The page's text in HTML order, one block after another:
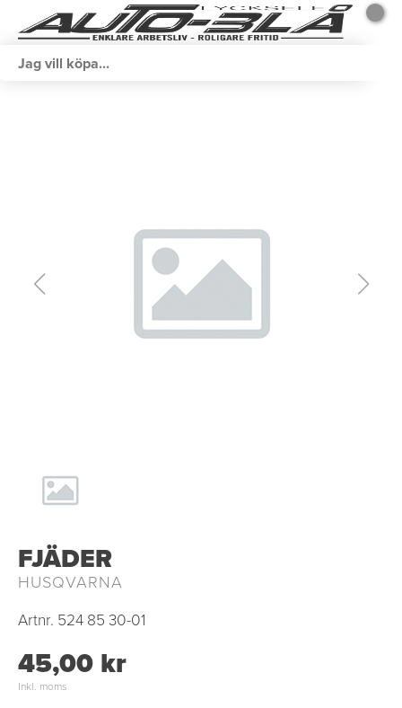
FJÄDER
HUSQVARNA
Artnr. 524 85 30-01
45,00 kr
Inkl. moms